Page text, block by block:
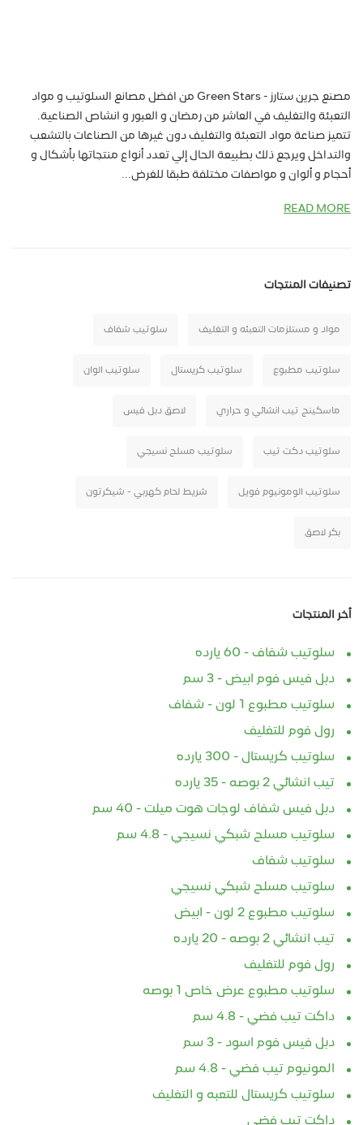
مصنع جرين ستارز - Green Stars من افضل مصانع السلوتيب و مواد
التعبئة والتغليف في العاشر من رمضان و العبور و انشاص الصناعية.
تتميز صناعة مواد التعبئة والتغليف دون غيرها من الصناعات بالتشعب
والتداخل ويرجع ذلك بطبيعة الحال إلي تعدد أنواع منتجاتها بأشكال و
أحجام و ألوان و مواصفات مختلفة طبقا للغرض...
READ MORE
تصنيفات المنتجات
سلوتيب كريستال
ماسكينج تيب انشائي و حراري
سلوتيب دكت تيب
شريط لحام كهربي - شيكرتون
بكر لاصق
أخر المنتجات
سلوتيب شفاف - 60 يارده
دبل فيس فوم ابيض - 3 سم
سلوتيب مطبوع 1 لون - شفاف
رول فوم للتغليف
سلوتيب كريستال - 300 يارده
تيب انشائي 2 بوصه - 35 يارده
دبل فيس شفاف لوجات هوت ميلت - 40 سم
سلوتيب مسلح شبكي نسيجي - 4.8 سم
سلوتيب شفاف
سلوتيب مسلح شبكي نسيجي
سلوتيب مطبوع 2 لون - ابيض
تيب انشائي 2 بوصه - 20 يارده
رول فوم للتغليف
سلوتيب مطبوع عرض خاص 1 بوصه
داكت تيب فضي - 4.8 سم
دبل فيس فوم اسود - 3 سم
المونيوم تيب فضي - 4.8 سم
سلوتيب كريستال للتعبه و التغليف
داكت تيب فضي